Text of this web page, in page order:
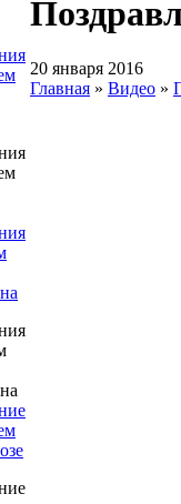
20 января 2016
Главная » Видео »